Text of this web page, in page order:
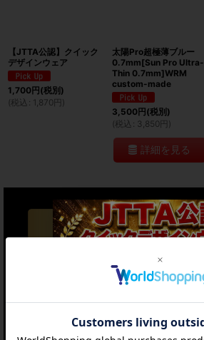
【JTTA公認】クイック
デザインウェア
1,700 円 (税別)
(税込 : 1,870 円 )
太陽Pro超極薄ブルー
0.7mm[Sun Pro Ultra-
Thin 0.7mm]WRM
custom-made
3,500円 (税別)
(税込 : 3,850 円 )
詳細を見る